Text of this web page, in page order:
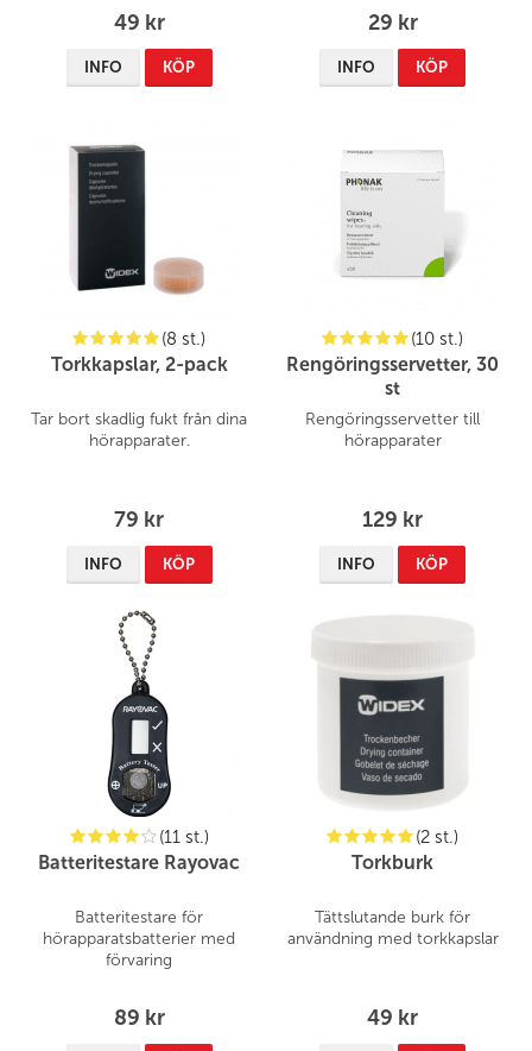
49 kr
INFO KÖP
29 kr
INFO KÖP
(8 st.)
Torkkapslar, 2-pack
Tar bort skadlig fukt från dina
hörapparater.
79 kr
INFO KÖP
(10 st.)
Rengöringsservetter, 30
st
Rengöringsservetter till
hörapparater
129 kr
INFO KÖP
(11 st.)
Batteritestare Rayovac
Batteritestare för
hörapparatsbatterier med
förvaring
89 kr
(2 st.)
Torkburk
Tättslutande burk för
användning med torkkapslar
49 kr